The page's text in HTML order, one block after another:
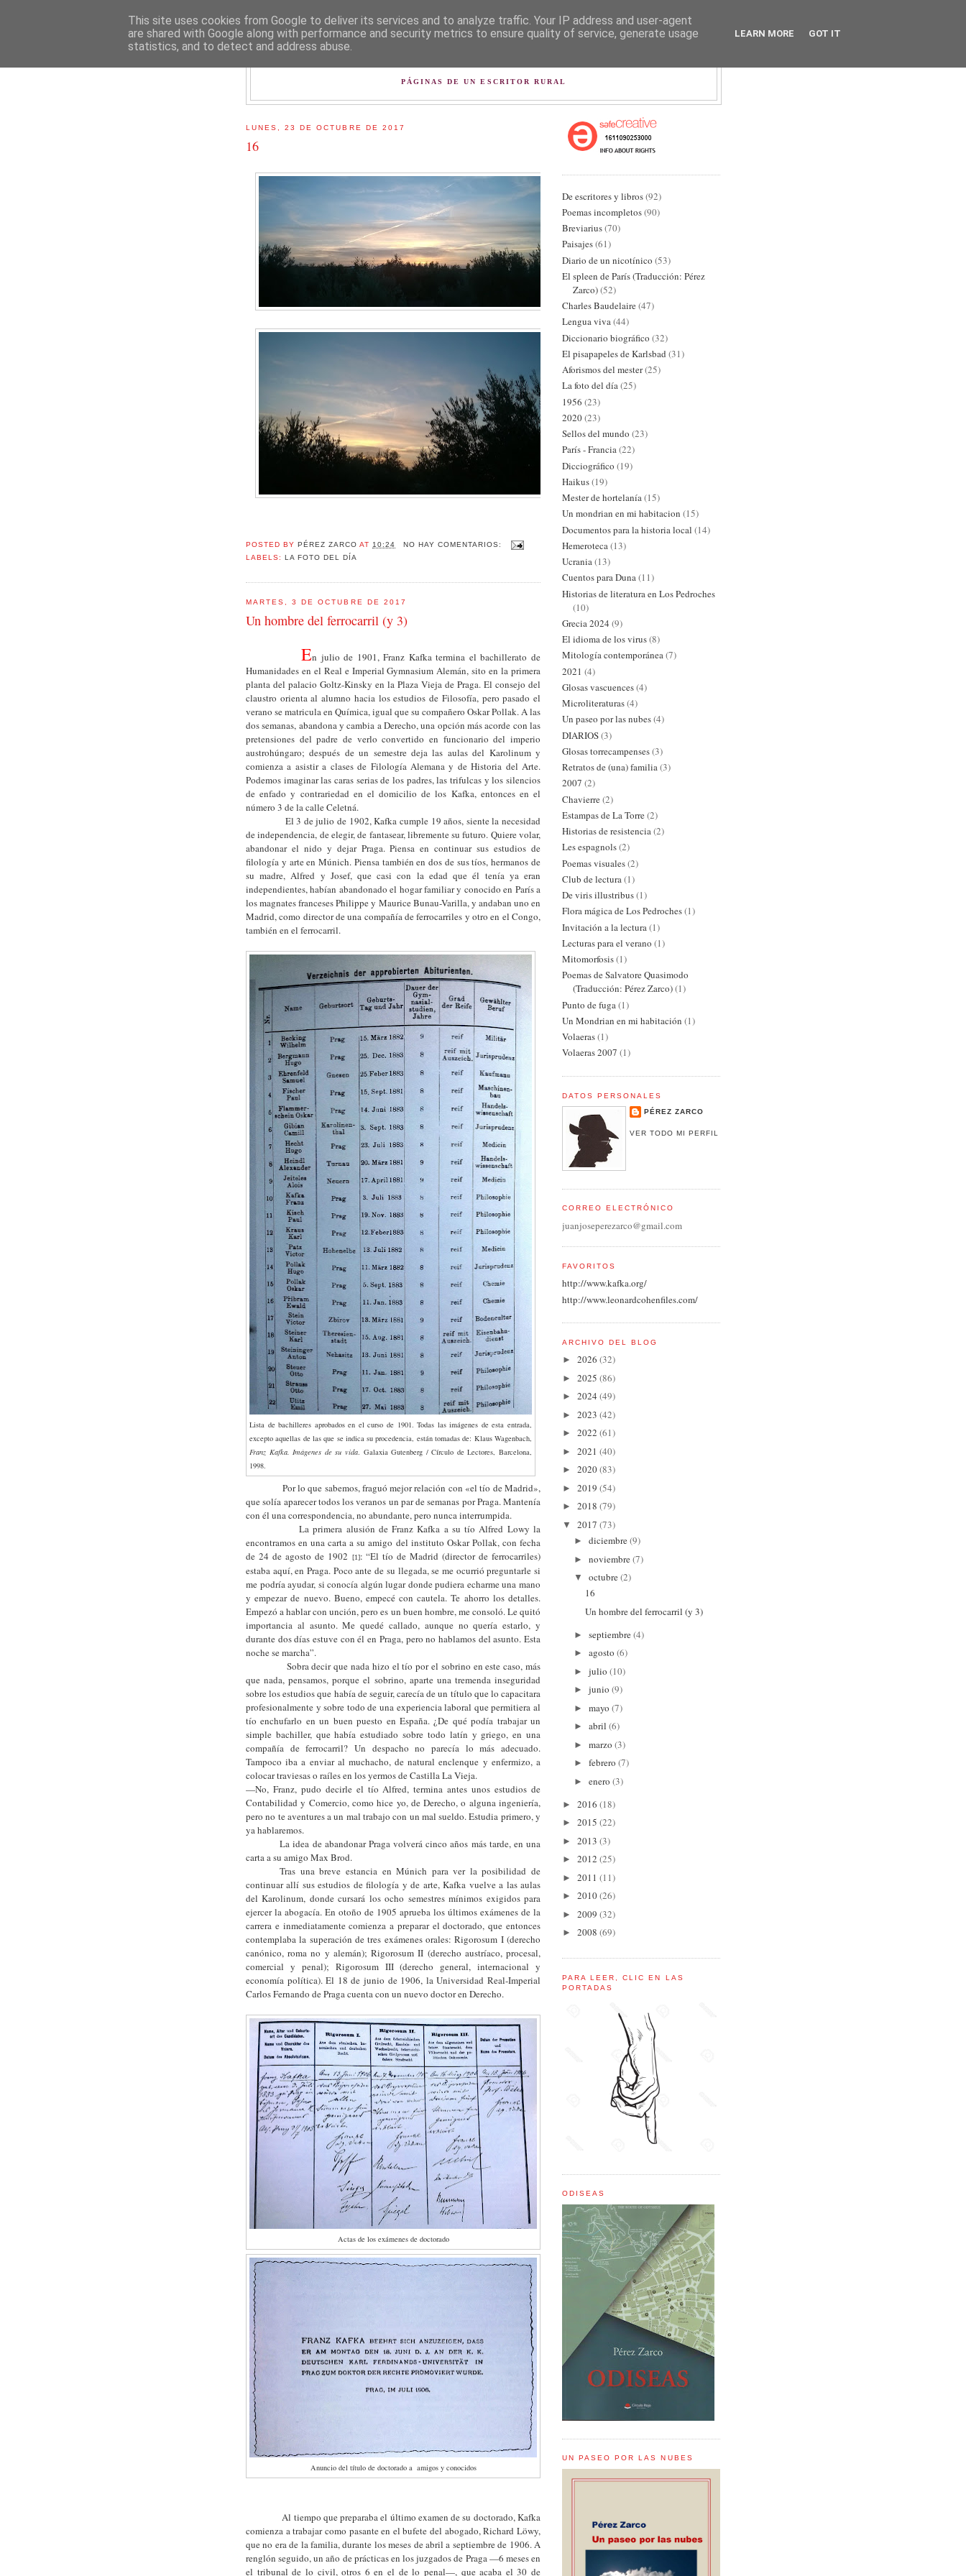
PÁGINAS DE UN ESCRITOR RURAL
LUNES, 23 DE OCTUBRE DE 2017
16
POSTED BYPÉREZ ZARCO AT 10:24
NO HAY COMENTARIOS:
LABELS:LA FOTO DEL DÍA
MARTES, 3 DE OCTUBRE DE 2017
Un hombre del ferrocarril (y 3)
En julio de 1901, Franz Kafka termina el bachillerato de
Humanidades en el Real e Imperial Gymnasium Alemán, sito en la primera
planta del palacio Goltz-Kinsky en la Plaza Vieja de Praga. El consejo del
claustro orienta al alumno hacia los estudios de Filosofía, pero pasado el
verano se matricula en Química, igual que su compañero Oskar Pollak. A las
dos semanas, abandona y cambia a Derecho, una opción más acorde con las
pretensiones del padre de verlo convertido en funcionario del imperio
austrohúngaro; después de un semestre deja las aulas del Karolinum y
comienza a asistir a clases de Filología Alemana y de Historia del Arte.
Podemos imaginar las caras serias de los padres, las trifulcas y los silencios
de enfado y contrariedad en el domicilio de los Kafka, entonces en el
número 3 de la calle Celetná.
El 3 de julio de 1902, Kafka cumple 19 años, siente la necesidad
de independencia, de elegir, de fantasear, libremente su futuro. Quiere volar,
abandonar el nido y dejar Praga. Piensa en continuar sus estudios de
filología y arte en Múnich. Piensa también en dos de sus tíos, hermanos de
su madre, Alfred y Josef, que casi con la edad que él tenía ya eran
independientes, habían abandonado el hogar familiar y conocido en París a
los magnates franceses Philippe y Maurice Bunau-Varilla, y andaban uno en
Madrid, como director de una compañía de ferrocarriles y otro en el Congo,
también en el ferrocarril.
Lista de bachilleres aprobados en el curso de 1901. Todas las imágenes de esta entrada,
excepto aquellas de las que se indica su procedencia, están tomadas de: Klaus Wagenbach,
Franz Kafka. Imágenes de su vida. Galaxia Gutenberg / Círculo de Lectores, Barcelona,
1998.
Por lo que sabemos, fraguó mejor relación con «el tío de Madrid»,
que solía aparecer todos los veranos un par de semanas por Praga. Mantenía
con él una correspondencia, no abundante, pero nunca interrumpida.
La primera alusión de Franz Kafka a su tío Alfred Lowy la
encontramos en una carta a su amigo del instituto Oskar Pollak, con fecha
de 24 de agosto de 1902
[1]: “El tío de Madrid (director de ferrocarriles)
estaba aquí, en Praga. Poco ante de su llegada, se me ocurrió preguntarle si
me podría ayudar, si conocía algún lugar donde pudiera echarme una mano
y empezar de nuevo. Bueno, empecé con cautela. Te ahorro los detalles.
Empezó a hablar con unción, pero es un buen hombre, me consoló. Le quitó
importancia al asunto. Me quedé callado, aunque no quería estarlo, y
durante dos días estuve con él en Praga, pero no hablamos del asunto. Esta
noche se marcha”.
Sobra decir que nada hizo el tío por el sobrino en este caso, más
que nada, pensamos, porque el sobrino, aparte una tremenda inseguridad
sobre los estudios que había de seguir, carecía de un título que lo capacitara
profesionalmente y sobre todo de una experiencia laboral que permitiera al
tío enchufarlo en un buen puesto en España. ¿De qué podía trabajar un
simple bachiller, que había estudiado sobre todo latín y griego, en una
compañía de ferrocarril? Un despacho no parecía lo más adecuado.
Tampoco iba a enviar al muchacho, de natural enclenque y enfermizo, a
colocar traviesas o raíles en los yermos de Castilla La Vieja.
—No, Franz, pudo decirle el tío Alfred, termina antes unos estudios de
Contabilidad y Comercio, como hice yo, de Derecho, o alguna ingeniería,
pero no te aventures a un mal trabajo con un mal sueldo. Estudia primero, y
ya hablaremos.
La idea de abandonar Praga volverá cinco años más tarde, en una
carta a su amigo Max Brod.
Tras una breve estancia en Múnich para ver la posibilidad de
continuar allí sus estudios de filología y de arte, Kafka vuelve a las aulas
del Karolinum, donde cursará los ocho semestres mínimos exigidos para
ejercer la abogacía. En otoño de 1905 aprueba los últimos exámenes de la
carrera e inmediatamente comienza a preparar el doctorado, que entonces
contemplaba la superación de tres exámenes orales: Rigorosum I (derecho
canónico, roma no y alemán); Rigorosum II (derecho austríaco, procesal,
comercial y penal); Rigorosum III (derecho general, internacional y
economía política). El 18 de junio de 1906, la Universidad Real-Imperial
Carlos Fernando de Praga cuenta con un nuevo doctor en Derecho.
Actas de los exámenes de doctorado
Anuncio del título de doctorado a amigos y conocidos
Al tiempo que preparaba el último examen de su doctorado, Kafka
comienza a trabajar como pasante en el bufete del abogado, Richard Löwy,
que no era de la familia, durante los meses de abril a septiembre de 1906. A
renglón seguido, un año de prácticas en los juzgados de Praga —6 meses en
el tribunal de lo civil, otros 6 en el de lo penal—, que acaba el 30 de
De escritores y libros(92)
Poemas incompletos(90)
Breviarius(70)
Paisajes(61)
Diario de un nicotínico (53)
El spleen de París (Traducción: Pérez
Zarco)(52)
Charles Baudelaire(47)
Lengua viva(44)
Diccionario biográfico (32)
El pisapapeles de Karlsbad (31)
Aforismos del mester(25)
La foto del día(25)
1956 (23)
2020(23)
Sellos del mundo (23)
París - Francia(22)
Dicciográfico (19)
Haikus(19)
Mester de hortelanía(15)
Un mondrian en mi habitacion (15)
Documentos para la historia local (14)
Hemeroteca(13)
Ucrania(13)
Cuentos para Duna(11)
Historias de literatura en Los Pedroches
(10)
Grecia 2024 (9)
El idioma de los virus(8)
Mitología contemporánea(7)
2021 (4)
Glosas vascuences(4)
Microliteraturas(4)
Un paseo por las nubes(4)
DIARIOS(3)
Glosas torrecampenses(3)
Retratos de (una) familia(3)
2007 (2)
Chavierre(2)
Estampas de La Torre(2)
Historias de resistencia(2)
Les espagnols(2)
Poemas visuales(2)
Club de lectura(1)
De viris illustribus(1)
Flora mágica de Los Pedroches(1)
Invitación a la lectura (1)
Lecturas para el verano (1)
Mitomorfosis(1)
Poemas de Salvatore Quasimodo
(Traducción: Pérez Zarco)(1)
Punto de fuga (1)
Un Mondrian en mi habitación (1)
Volaeras(1)
Volaeras 2007 (1)
DATOS PERSONALES
PÉREZ ZARCO
VER TODO MI PERFIL
CORREO ELECTRÓNICO
juanjoseperezarco@gmail.com
FAVORITOS
http://www.kafka.org/
http://www.leonardcohenfiles.com/
ARCHIVO DEL BLOG
► 2026 (32)
► 2025 (86)
► 2024 (49)
► 2023 (42)
► 2022 (61)
► 2021 (40)
► 2020(83)
► 2019 (54)
► 2018 (79)
▼ 2017 (73)
► diciembre(9)
► noviembre(7)
▼ octubre(2)
16
Un hombre del ferrocarril (y 3)
► septiembre(4)
► agosto (6)
► julio (10)
► junio (9)
► mayo (7)
► abril (6)
► marzo (3)
► febrero (7)
► enero (3)
► 2016 (18)
► 2015 (22)
► 2013 (3)
► 2012 (25)
► 2011 (11)
► 2010(26)
► 2009 (32)
► 2008 (69)
PARA LEER, CLIC EN LAS
PORTADAS
ODISEAS
UN PASEO POR LAS NUBES
This site uses cookies from Google to deliver its services and to analyze traffic. Your IP address and user-agent
are shared with Google along with performance and security metrics to ensure quality of service, generate usage
statistics, and to detect and address abuse.
LEARN MORE GOT IT